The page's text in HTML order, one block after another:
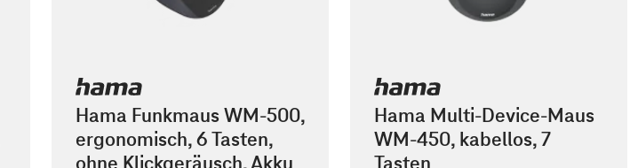
Hama Funkmaus WM-500,
ergonomisch, 6 Tasten,
ohne Klickgeräusch, Akku
Hama Multi-Device-Maus
WM-450, kabellos, 7
Tasten